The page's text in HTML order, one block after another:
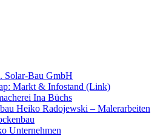
Solar-Bau GmbH
Markt & Infostand (Link)
Ina Büchs
Heiko Radojewski – Malerarbeiten
Unternehmen